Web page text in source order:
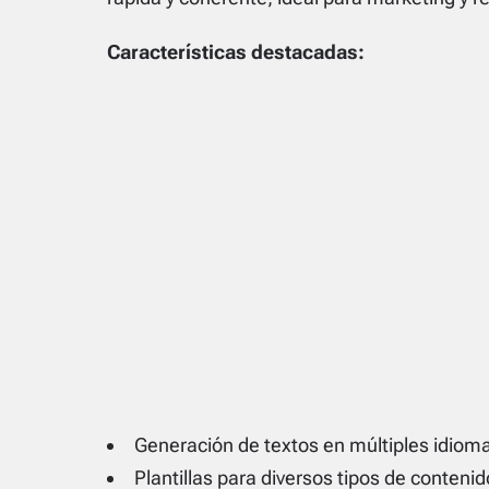
Características destacadas:
Generación de textos en múltiples
Plantillas para diversos tipos de